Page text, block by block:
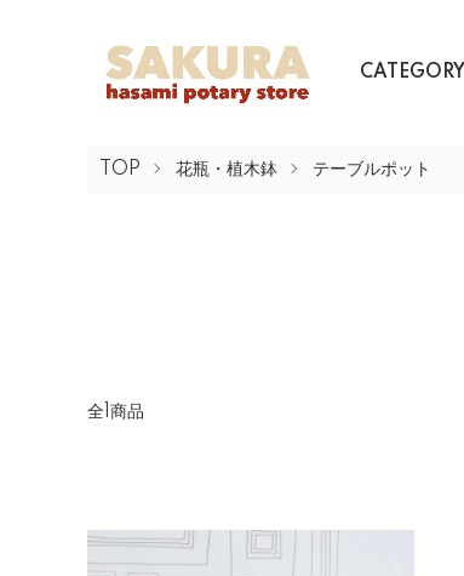
CATEGORY
TOP 花瓶・植木鉢 テーブルポット
全1商品